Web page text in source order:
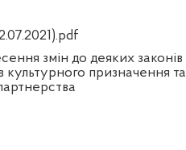
змін до деяких
культурного призначення